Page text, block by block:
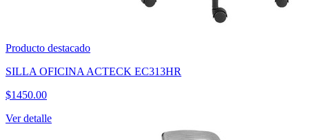
Producto destacado
SET DE 100 PLUMONES ACRILICOS PUNTA PINCEL
$250.00
Ver detalle